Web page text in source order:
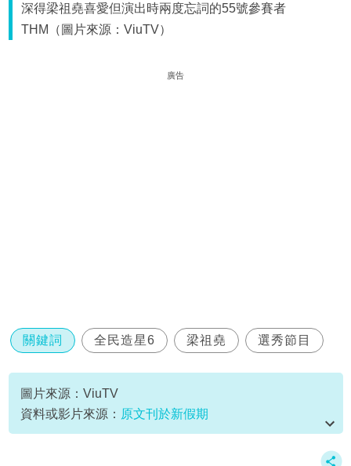
深得梁祖堯喜愛但演出時兩度忘詞的55號參賽者
THM（圖片來源：ViuTV）
廣告
關鍵詞 全民造星6 梁祖堯 選秀節目
圖片來源：ViuTV
資料或影片來源： 原文刊於新假期